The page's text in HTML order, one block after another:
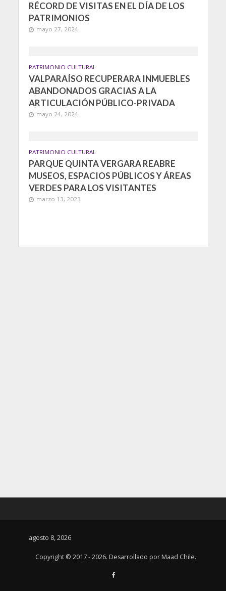
RÉCORD DE VISITAS EN EL DÍA DE LOS
PATRIMONIOS
mayo 27, 2024
PATRIMONIO CULTURAL
VALPARAÍSO RECUPERARA INMUEBLES
ABANDONADOS GRACIAS A LA
ARTICULACIÓN PÚBLICO-PRIVADA
mayo 24, 2024
PATRIMONIO CULTURAL
PARQUE QUINTA VERGARA REABRE
MUSEOS, ESPACIOS PÚBLICOS Y ÁREAS
VERDES PARA LOS VISITANTES
marzo 13, 2023
agosto 8, 2026
Copyright © 2017 - 2026. Desarrollado por Maad Chile.